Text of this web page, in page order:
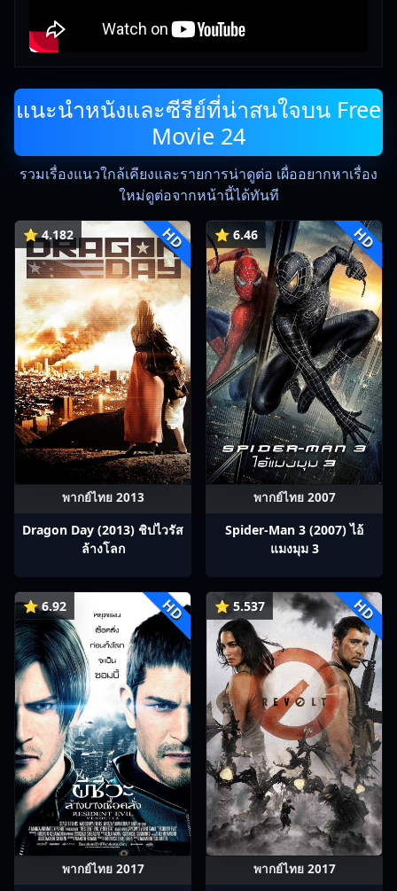
แนะนำหนังและซีรีย์ที่น่าสนใจบน Free
Movie 24
รวมเรื่องแนวใกล้เคียงและรายการน่าดูต่อ เผื่ออยากหาเรื่อง
ใหม่ดูต่อจากหน้านี้ได้ทันที
⭐ 4.182 HD
พากย์ไทย 2013
Dragon Day (2013) ชิปไวรัส
ล้างโลก
⭐ 6.46 HD
พากย์ไทย 2007
Spider-Man 3 (2007) ไอ้
แมงมุม 3
⭐ 6.92 HD
พากย์ไทย 2017
⭐ 5.537 HD
พากย์ไทย 2017